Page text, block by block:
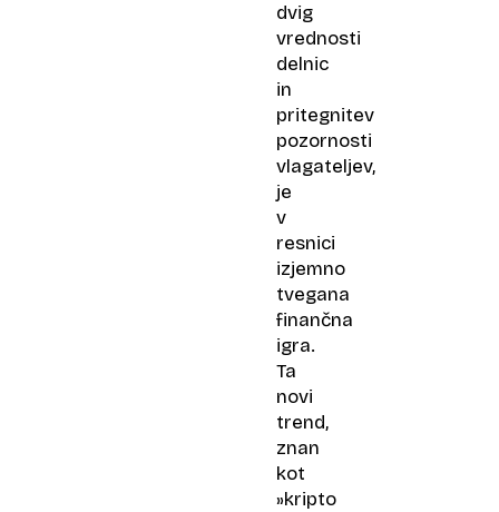
dvig
vrednosti
delnic
in
pritegnitev
pozornosti
vlagateljev,
je
v
resnici
izjemno
tvegana
finančna
igra.
Ta
novi
trend,
znan
kot
»kripto